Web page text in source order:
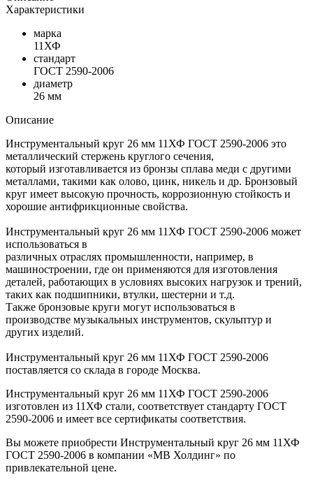
Характеристики
марка
11ХФ
стандарт
ГОСТ 2590-2006
диаметр
26 мм
Описание
Инструментальный круг 26 мм 11ХФ ГОСТ 2590-2006 это
металлический стержень круглого сечения,
который изготавливается из бронзы сплава меди с другими
металлами, такими как олово, цинк, никель и др. Бронзовый
круг имеет высокую прочность, коррозионную стойкость и
хорошие антифрикционные свойства.
Инструментальный круг 26 мм 11ХФ ГОСТ 2590-2006 может
использоваться в
различных отраслях промышленности, например, в
машиностроении, где он применяются для изготовления
деталей, работающих в условиях высоких нагрузок и трений,
таких как подшипники, втулки, шестерни и т.д.
Также бронзовые круги могут использоваться в
производстве музыкальных инструментов, скульптур и
других изделий.
Инструментальный круг 26 мм 11ХФ ГОСТ 2590-2006
поставляется со склада в городе Москва.
Инструментальный круг 26 мм 11ХФ ГОСТ 2590-2006
изготовлен из 11ХФ стали, соответствует стандарту ГОСТ
2590-2006 и имеет все сертификаты соответствия.
Вы можете приобрести Инструментальный круг 26 мм 11ХФ
ГОСТ 2590-2006 в компании «МВ Холдинг» по
привлекательной цене.